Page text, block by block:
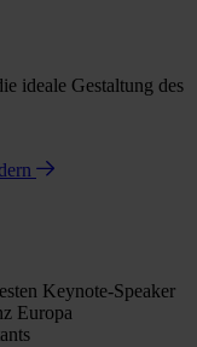
ideale Gestaltung des
Keynote-Speaker
Europa